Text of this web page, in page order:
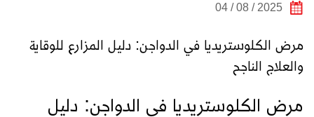
2025 / 08 / 04
مرض الكلوستريديا في الدواجن: دليل المزارع للوقاية
والعلاج الناجح
مرض الكلوستريديا في الدواجن: دليل